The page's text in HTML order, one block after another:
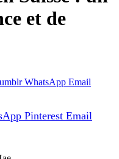
et de
WhatsApp Email
Pinterest Email